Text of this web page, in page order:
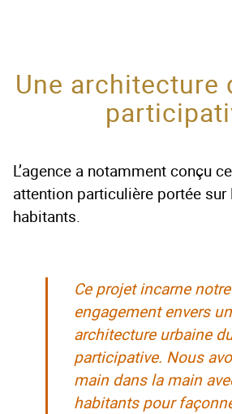
Une architecture
L’agence a notamment conçu
attention particulière portée sur
habitants.
Ce projet incarne notre
engagement envers
architecture urbaine
participative. Nous
main dans la main
habitants pour